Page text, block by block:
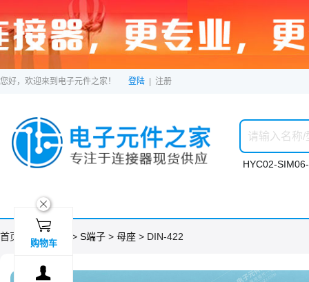
您好，欢迎来到电子元件之家！ 登陆 注册
HYC02-
首页 > 分类目录 > S端子 > 母座 > DIN-422
ဆ

购物车
